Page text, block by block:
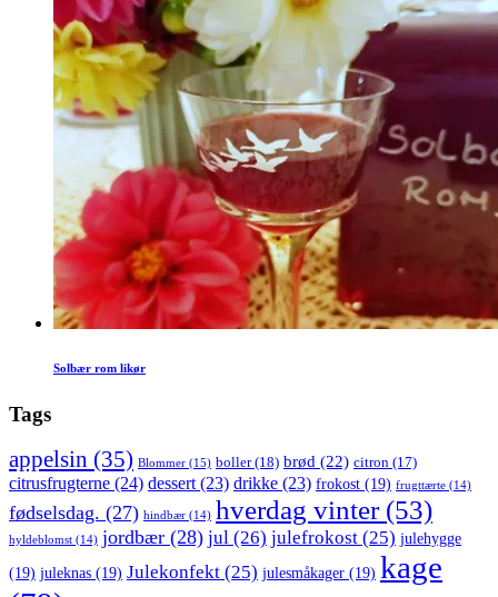
Solbær rom likør
Tags
appelsin (35) Blommer (15) boller(18) brød (22) citron (17)
citrusfrugterne (24) dessert (23) drikke (23) frokost (19) frugttærte (14)
fødselsdag. (27) hindbær (14) hverdag vinter(53)
hyldeblomst (14) jordbær (28) jul (26) julefrokost (25) julehygge
(19) juleknas (19) Julekonfekt (25) julesmåkager (19) kage